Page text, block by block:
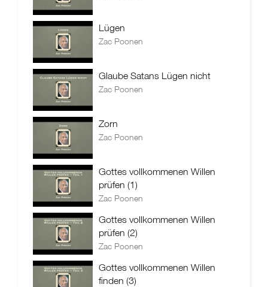
Lügen
Zac Poonen
Glaube Satans Lügen nicht
Zac Poonen
Zorn
Zac Poonen
Gottes vollkommenen Willen
prüfen (1)
Zac Poonen
Gottes vollkommenen Willen
prüfen (2)
Zac Poonen
Gottes vollkommenen Willen
finden (3)